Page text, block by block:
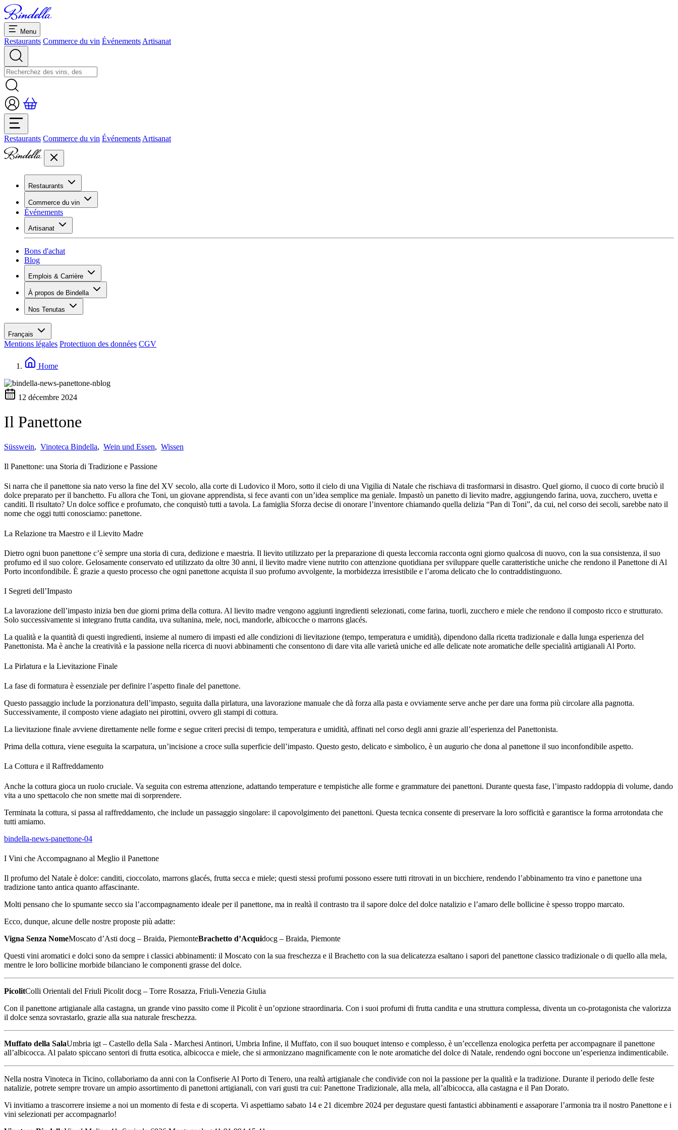
Menu
Restaurants Commerce du vin Événements Artisanat
Restaurants Commerce du vin Événements Artisanat
Restaurants
Aperçu restaurants
Banquets et séminaires
Dolcezze
Commerce du vin
Overview
Assortiment
Savoir sur le vin
Événements
Artisanat
Aperçu
Plâtrer
Peinture
Bons d'achat
Blog
Emplois & Carrière
Postes vacants
Apprenants
Vos avantages
Valeurs
Personne de contact
À propos de Bindella
Vue d’ensemble
Histoire
Médias
Les Moby Dicks
Contacts
Durabilité
Nos Tenutas
Tenuta Vergaia
Français
Mentions légales Protectiuon des données CGV
Home
12 décembre 2024
Il Panettone
Süsswein, Vinoteca Bindella, Wein und Essen, Wissen
Il Panettone: una Storia di Tradizione e Passione
Si narra che il panettone sia nato verso la fine del XV secolo, alla corte di Ludovico il Moro, sotto il cielo di una Vigilia di Natale che rischiava di trasformarsi in disastro. Quel giorno, il cuoco di corte bruciò il
dolce preparato per il banchetto. Fu allora che Toni, un giovane apprendista, si fece avanti con un’idea semplice ma geniale. Impastò un panetto di lievito madre, aggiungendo farina, uova, zucchero, uvetta e
canditi. Il risultato? Un dolce soffice e profumato, che conquistò tutti a tavola. La famiglia Sforza decise di onorare l’inventore chiamando quella delizia “Pan di Toni”, da cui, nel corso dei secoli, sarebbe nato il
nome che oggi tutti conosciamo: panettone.
La Relazione tra Maestro e il Lievito Madre
Dietro ogni buon panettone c’è sempre una storia di cura, dedizione e maestria. Il lievito utilizzato per la preparazione di questa leccornia racconta ogni giorno qualcosa di nuovo, con la sua consistenza, il suo
profumo ed il suo colore. Gelosamente conservato ed utilizzato da oltre 30 anni, il lievito madre viene nutrito con attenzione quotidiana per sviluppare quelle caratteristiche uniche che rendono il Panettone di Al
Porto inconfondibile. È grazie a questo processo che ogni panettone acquista il suo profumo avvolgente, la morbidezza irresistibile e l’aroma delicato che lo contraddistinguono.
I Segreti dell’Impasto
La lavorazione dell’impasto inizia ben due giorni prima della cottura. Al lievito madre vengono aggiunti ingredienti selezionati, come farina, tuorli, zucchero e miele che rendono il composto ricco e strutturato.
Solo successivamente si integrano frutta candita, uva sultanina, mele, noci, mandorle, albicocche o marrons glacés.
La qualità e la quantità di questi ingredienti, insieme al numero di impasti ed alle condizioni di lievitazione (tempo, temperatura e umidità), dipendono dalla ricetta tradizionale e dalla lunga esperienza del
Panettonista. Ma è anche la creatività e la passione nella ricerca di nuovi abbinamenti che consentono di dare vita alle varietà uniche ed alle delicate note aromatiche delle specialità artigianali Al Porto.
La Pirlatura e la Lievitazione Finale
La fase di formatura è essenziale per definire l’aspetto finale del panettone.
Questo passaggio include la porzionatura dell’impasto, seguita dalla pirlatura, una lavorazione manuale che dà forza alla pasta e ovviamente serve anche per dare una forma più circolare alla pagnotta.
Successivamente, il composto viene adagiato nei pirottini, ovvero gli stampi di cottura.
La lievitazione finale avviene direttamente nelle forme e segue criteri precisi di tempo, temperatura e umidità, affinati nel corso degli anni grazie all’esperienza del Panettonista.
Prima della cottura, viene eseguita la scarpatura, un’incisione a croce sulla superficie dell’impasto. Questo gesto, delicato e simbolico, è un augurio che dona al panettone il suo inconfondibile aspetto.
La Cottura e il Raffreddamento
Anche la cottura gioca un ruolo cruciale. Va seguita con estrema attenzione, adattando temperature e tempistiche alle forme e grammature dei panettoni. Durante questa fase, l’impasto raddoppia di volume, dando
vita a uno spettacolo che non smette mai di sorprendere.
Terminata la cottura, si passa al raffreddamento, che include un passaggio singolare: il capovolgimento dei panettoni. Questa tecnica consente di preservare la loro sofficità e garantisce la forma arrotondata che
tutti amiamo.
bindella-news-panettone-04
I Vini che Accompagnano al Meglio il Panettone
Il profumo del Natale è dolce: canditi, cioccolato, marrons glacés, frutta secca e miele; questi stessi profumi possono essere tutti ritrovati in un bicchiere, rendendo l’abbinamento tra vino e panettone una
tradizione tanto antica quanto affascinante.
Molti pensano che lo spumante secco sia l’accompagnamento ideale per il panettone, ma in realtà il contrasto tra il sapore dolce del dolce natalizio e l’amaro delle bollicine è spesso troppo marcato.
Ecco, dunque, alcune delle nostre proposte più adatte:
Vigna Senza NomeMoscato d’Asti docg – Braida, PiemonteBrachetto d’Acquidocg – Braida, Piemonte
Questi vini aromatici e dolci sono da sempre i classici abbinamenti: il Moscato con la sua freschezza e il Brachetto con la sua delicatezza esaltano i sapori del panettone classico tradizionale o di quello alla mela,
mentre le loro bollicine morbide bilanciano le componenti grasse del dolce.
PicolitColli Orientali del Friuli Picolit docg – Torre Rosazza, Friuli-Venezia Giulia
Con il panettone artigianale alla castagna, un grande vino passito come il Picolit è un’opzione straordinaria. Con i suoi profumi di frutta candita e una struttura complessa, diventa un co-protagonista che valorizza
il dolce senza sovrastarlo, grazie alla sua naturale freschezza.
Muffato della SalaUmbria igt – Castello della Sala - Marchesi Antinori, Umbria Infine, il Muffato, con il suo bouquet intenso e complesso, è un’eccellenza enologica perfetta per accompagnare il panettone
all’albicocca. Al palato spiccano sentori di frutta esotica, albicocca e miele, che si armonizzano magnificamente con le note aromatiche del dolce di Natale, rendendo ogni boccone un’esperienza indimenticabile.
Nella nostra Vinoteca in Ticino, collaboriamo da anni con la Confiserie Al Porto di Tenero, una realtà artigianale che condivide con noi la passione per la qualità e la tradizione. Durante il periodo delle feste
natalizie, potrete sempre trovare un ampio assortimento di panettoni artigianali, con vari gusti tra cui: Panettone Tradizionale, alla mela, all’albicocca, alla castagna e il Pan Dorato.
Vi invitiamo a trascorrere insieme a noi un momento di festa e di scoperta. Vi aspettiamo sabato 14 e 21 dicembre 2024 per degustare questi fantastici abbinamenti e assaporare l’armonia tra il nostro Panettone e i
vini selezionati per accompagnarlo!